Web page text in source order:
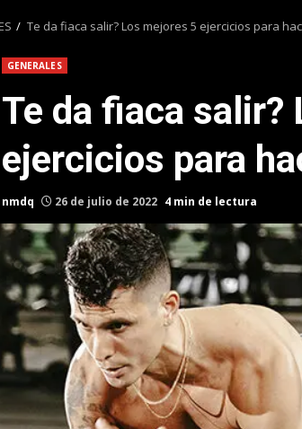
Te da fiaca salir? Los mejores 5 ejercicios para
GENERALES
Te da fiaca salir?
ejercicios para
nmdq 26 de julio de 2022 4 min de lectura